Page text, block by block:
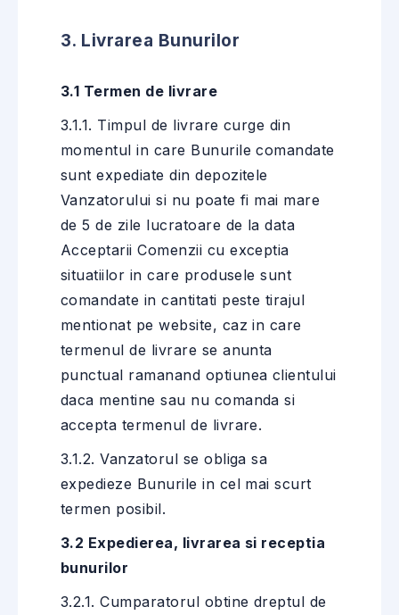
3. Livrarea Bunurilor
3.1 Termen de livrare
3.1.1. Timpul de livrare curge din
momentul in care Bunurile comandate
sunt expediate din depozitele
Vanzatorului si nu poate fi mai mare
de 5 de zile lucratoare de la data
Acceptarii Comenzii cu exceptia
situatiilor in care produsele sunt
comandate in cantitati peste tirajul
mentionat pe website, caz in care
termenul de livrare se anunta
punctual ramanand optiunea clientului
daca mentine sau nu comanda si
accepta termenul de livrare.
3.1.2. Vanzatorul se obliga sa
expedieze Bunurile in cel mai scurt
termen posibil.
3.2 Expedierea, livrarea si receptia
bunurilor
3.2.1. Cumparatorul obtine dreptul de